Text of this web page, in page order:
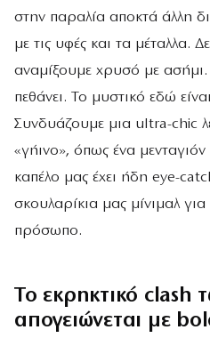
στην παραλία αποκτά άλλη
με τις υφές και τα μέταλλα.
αναμίξουμε χρυσό με ασήμι.
πεθάνει. Το μυστικό εδώ
Συνδυάζουμε μια ultra-chic
«γήινο», όπως ένα
καπέλο μας έχει ήδη eye-
σκουλαρίκια μας μίνιμαλ
πρόσωπο.
Το εκρηκτικό clash
απογειώνεται με